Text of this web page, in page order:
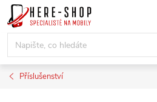
Přejít
na
obsah
Příslušenství